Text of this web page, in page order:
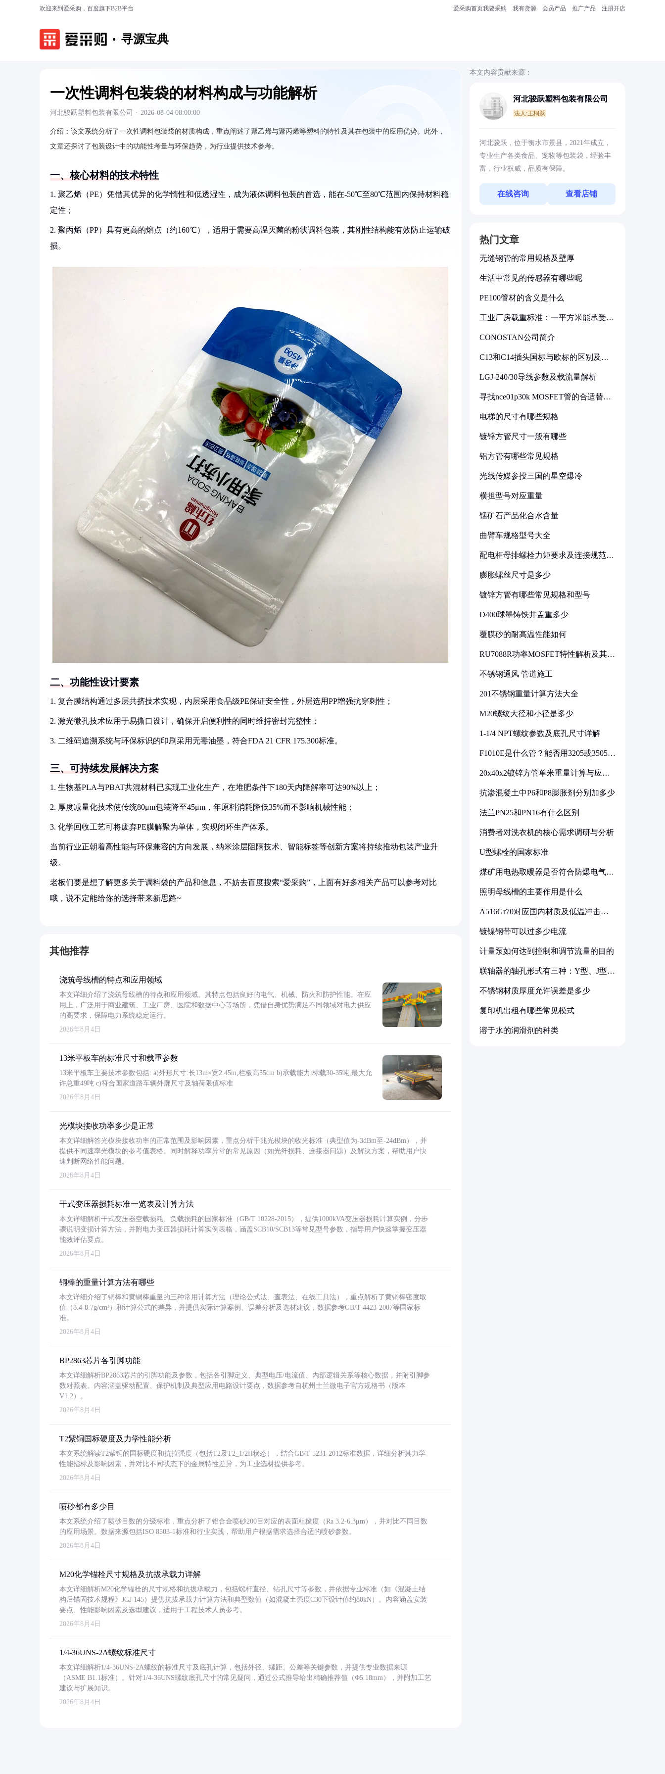
欢迎来到爱采购，百度旗下B2B平台 爱采购首页我要采购 我有货源 会员产品 推广产品 注册开店
寻源宝典
一次性调料包装袋的材料构成与功能解析
河北骏跃塑料包装有限公司 · 2026-08-04 08:00:00
介绍： 该文系统分析了一次性调料包装袋的材质构成，重点阐述了聚乙烯与聚丙烯等塑料的特性及其在包装中的应用优势。此外，
文章还探讨了包装设计中的功能性考量与环保趋势，为行业提供技术参考。
一、核心材料的技术特性
1. 聚乙烯（PE）凭借其优异的化学惰性和低透湿性，成为液体调料包装的首选，能在-50℃至80℃范围内保持材料稳
定性；
2. 聚丙烯（PP）具有更高的熔点（约160℃），适用于需要高温灭菌的粉状调料包装，其刚性结构能有效防止运输破
损。
二、功能性设计要素
1. 复合膜结构通过多层共挤技术实现，内层采用食品级PE保证安全性，外层选用PP增强抗穿刺性；
2. 激光微孔技术应用于易撕口设计，确保开启便利性的同时维持密封完整性；
3. 二维码追溯系统与环保标识的印刷采用无毒油墨，符合FDA 21 CFR 175.300标准。
三、可持续发展解决方案
1. 生物基PLA与PBAT共混材料已实现工业化生产，在堆肥条件下180天内降解率可达90%以上；
2. 厚度减量化技术使传统80μm包装降至45μm，年原料消耗降低35%而不影响机械性能；
3. 化学回收工艺可将废弃PE膜解聚为单体，实现闭环生产体系。
当前行业正朝着高性能与环保兼容的方向发展，纳米涂层阻隔技术、智能标签等创新方案将持续推动包装产业升
级。
老板们要是想了解更多关于调料袋的产品和信息，不妨去百度搜索“爱采购”，上面有好多相关产品可以参考对比
哦，说不定能给你的选择带来新思路~
其他推荐
浇筑母线槽的特点和应用领域
本文详细介绍了浇筑母线槽的特点和应用领域。其特点包括良好的电气、机械、防火和防护性能。在应
用上，广泛用于商业建筑、工业厂房、医院和数据中心等场所，凭借自身优势满足不同领域对电力供应
的高要求，保障电力系统稳定运行。
2026年8月4日
13米平板车的标准尺寸和载重参数
13米平板车主要技术参数包括: a)外形尺寸:长13m×宽2.45m,栏板高55cm b)承载能力:标载30-35吨,最大允
许总重49吨 c)符合国家道路车辆外廓尺寸及轴荷限值标准
2026年8月4日
光模块接收功率多少是正常
本文详细解答光模块接收功率的正常范围及影响因素，重点分析千兆光模块的收光标准（典型值为-3dBm至-24dBm），并
提供不同速率光模块的参考值表格。同时解释功率异常的常见原因（如光纤损耗、连接器问题）及解决方案，帮助用户快
速判断网络性能问题。
2026年8月4日
干式变压器损耗标准一览表及计算方法
本文详细解析干式变压器空载损耗、负载损耗的国家标准（GB/T 10228-2015），提供1000kVA变压器损耗计算实例，分步
骤说明变损计算方法，并附电力变压器损耗计算实例表格，涵盖SCB10/SCB13等常见型号参数，指导用户快速掌握变压器
能效评估要点。
2026年8月4日
铜棒的重量计算方法有哪些
本文详细介绍了铜棒和黄铜棒重量的三种常用计算方法（理论公式法、查表法、在线工具法），重点解析了黄铜棒密度取
值（8.4-8.7g/cm³）和计算公式的差异，并提供实际计算案例、误差分析及选材建议，数据参考GB/T 4423-2007等国家标
准。
2026年8月4日
BP2863芯片各引脚功能
本文详细解析BP2863芯片的引脚功能及参数，包括各引脚定义、典型电压/电流值、内部逻辑关系等核心数据，并附引脚参
数对照表。内容涵盖驱动配置、保护机制及典型应用电路设计要点，数据参考自杭州士兰微电子官方规格书（版本
V1.2）。
2026年8月4日
T2紫铜国标硬度及力学性能分析
本文系统解读T2紫铜的国标硬度和抗拉强度（包括T2及T2_1/2H状态），结合GB/T 5231-2012标准数据，详细分析其力学
性能指标及影响因素，并对比不同状态下的金属特性差异，为工业选材提供参考。
2026年8月4日
喷砂都有多少目
本文系统介绍了喷砂目数的分级标准，重点分析了铝合金喷砂200目对应的表面粗糙度（Ra 3.2-6.3μm），并对比不同目数
的应用场景。数据来源包括ISO 8503-1标准和行业实践，帮助用户根据需求选择合适的喷砂参数。
2026年8月4日
M20化学锚栓尺寸规格及抗拔承载力详解
本文详细解析M20化学锚栓的尺寸规格和抗拔承载力，包括螺杆直径、钻孔尺寸等参数，并依据专业标准（如《混凝土结
构后锚固技术规程》JGJ 145）提供抗拔承载力计算方法和典型数值（如混凝土强度C30下设计值约80kN）。内容涵盖安装
要点、性能影响因素及选型建议，适用于工程技术人员参考。
2026年8月4日
1/4-36UNS-2A螺纹标准尺寸
本文详细解析1/4-36UNS-2A螺纹的标准尺寸及底孔计算，包括外径、螺距、公差等关键参数，并提供专业数据来源
（ASME B1.1标准）。针对1/4-36UNS螺纹底孔尺寸的常见疑问，通过公式推导给出精确推荐值（Φ5.18mm），并附加工艺
建议与扩展知识。
2026年8月4日
本文内容贡献来源：
河北骏跃塑料包装有限公司
法人:王桐跃
河北骏跃，位于衡水市景县，2021年成立，
专业生产各类食品、宠物等包装袋，经验丰
富，行业权威，品质有保障。
在线咨询 查看店铺
热门文章
无缝钢管的常用规格及壁厚
生活中常见的传感器有哪些呢
PE100管材的含义是什么
工业厂房载重标准：一平方米能承受多
CONOSTAN公司简介
C13和C14插头国标与欧标的区别及其
LGJ-240/30导线参数及载流量解析
寻找nce01p30k MOSFET管的合适替代
电梯的尺寸有哪些规格
镀锌方管尺寸一般有哪些
铝方管有哪些常见规格
光线传媒参投三国的星空爆冷
横担型号对应重量
锰矿石产品化合水含量
曲臂车规格型号大全
配电柜母排螺栓力矩要求及连接规范详
膨胀螺丝尺寸是多少
镀锌方管有哪些常见规格和型号
D400球墨铸铁井盖重多少
覆膜砂的耐高温性能如何
RU7088R功率MOSFET特性解析及其在
不锈钢通风 管道施工
201不锈钢重量计算方法大全
M20螺纹大径和小径是多少
1-1/4 NPT螺纹参数及底孔尺寸详解
F1010E是什么管？能否用3205或3505代
20x40x2镀锌方管单米重量计算与应用
抗渗混凝土中P6和P8膨胀剂分别加多少
法兰PN25和PN16有什么区别
消费者对洗衣机的核心需求调研与分析
U型螺栓的国家标准
煤矿用电热取暖器是否符合防爆电气设
照明母线槽的主要作用是什么
A516Gr70对应国内材质及低温冲击要
镀镍钢带可以过多少电流
计量泵如何达到控制和调节流量的目的
联轴器的轴孔形式有三种：Y型、J型、
不锈钢材质厚度允许误差是多少
复印机出租有哪些常见模式
溶于水的润滑剂的种类